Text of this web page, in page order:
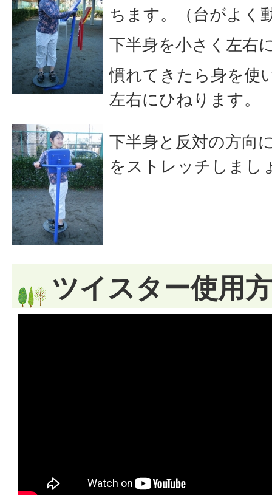
ちます。（台がよく
下半身を小さく左右
慣れてきたら身を使
左右にひねります。
下半身と反対の方向
をストレッチしまし
ツイスター使用